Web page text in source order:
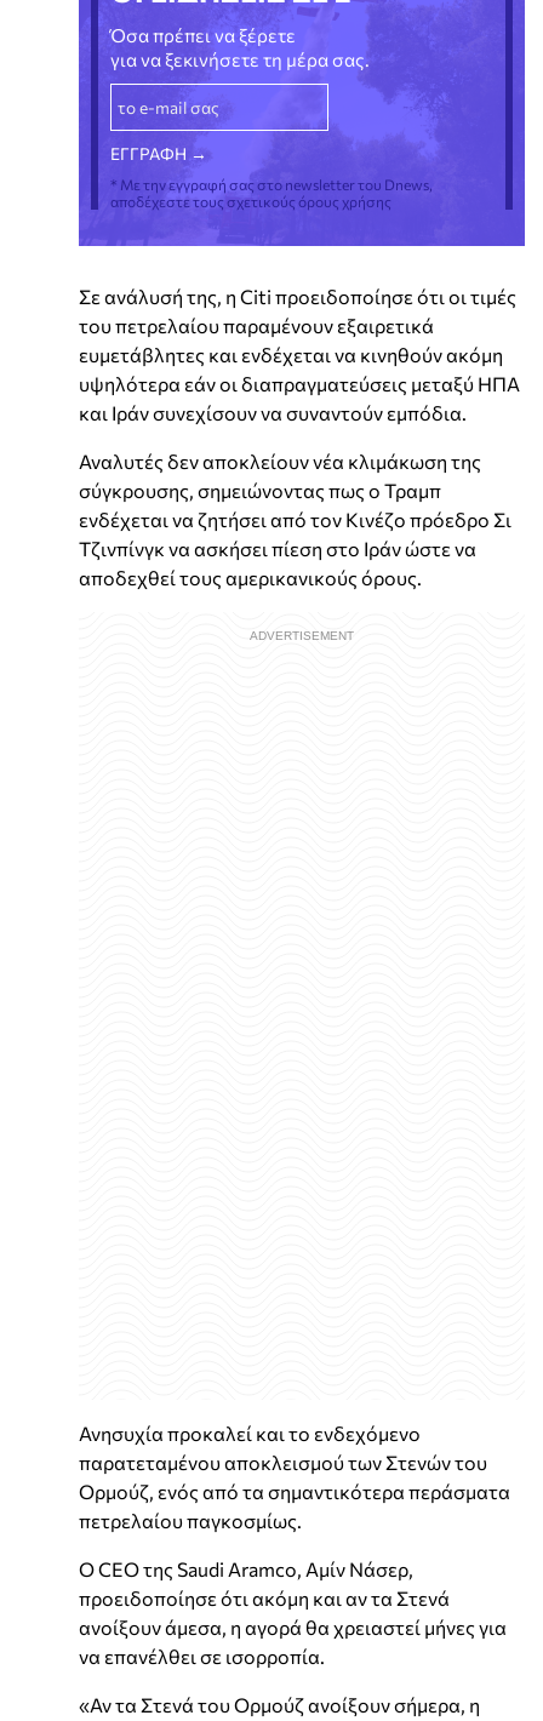
Όσα πρέπει να ξέρετε
για να ξεκινήσετε τη μέρα σας.
* Με την εγγραφή σας στο newsletter του Dnews,
αποδέχεστε τους σχετικούς όρους χρήσης
Σε ανάλυσή της, η Citi προειδοποίησε ότι οι τιμές
του πετρελαίου παραμένουν εξαιρετικά
ευμετάβλητες και ενδέχεται να κινηθούν ακόμη
υψηλότερα εάν οι διαπραγματεύσεις μεταξύ ΗΠΑ
και Ιράν συνεχίσουν να συναντούν εμπόδια.
Αναλυτές δεν αποκλείουν νέα κλιμάκωση της
σύγκρουσης, σημειώνοντας πως ο Τραμπ
ενδέχεται να ζητήσει από τον Κινέζο πρόεδρο Σι
Τζινπίνγκ να ασκήσει πίεση στο Ιράν ώστε να
αποδεχθεί τους αμερικανικούς όρους.
Ανησυχία προκαλεί και το ενδεχόμενο
παρατεταμένου αποκλεισμού των Στενών του
Ορμούζ, ενός από τα σημαντικότερα περάσματα
πετρελαίου παγκοσμίως.
Ο CEO της Saudi Aramco, Αμίν Νάσερ,
προειδοποίησε ότι ακόμη και αν τα Στενά
ανοίξουν άμεσα, η αγορά θα χρειαστεί μήνες για
να επανέλθει σε ισορροπία.
«Αν τα Στενά του Ορμούζ ανοίξουν σήμερα, η